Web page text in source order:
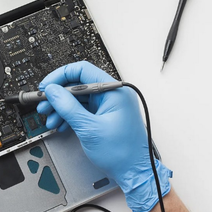
куда обратиться, чтобы «дожарить» метрику
соблазн, ловушки и честные пути улучшить сайт